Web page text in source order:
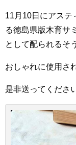
11月10日にアステ
る徳島県版木育サ
として配られるそ
おしゃれに使用さ
是非送ってくださ